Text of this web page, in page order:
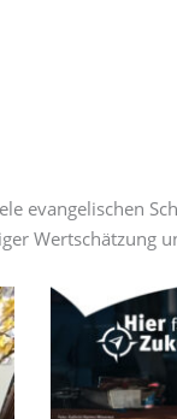
evangelischen
Wertschätzung